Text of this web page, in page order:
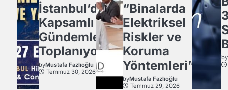
İstanbul’da
Kapsamlı
Gündemle
Toplanıyor.
byMustafa Fazlıoğlu
Temmuz 30, 2026
“Binalarda
Elektriksel
Riskler ve
Koruma
Yöntemleri”
byMustafa Fazlıoğlu
Temmuz 29, 2026
by